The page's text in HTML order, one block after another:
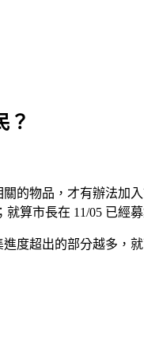
？
的物品，才有辦法加
算市長在 11/05 已經
度超出的部分越多，